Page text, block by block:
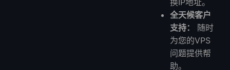
全天候客户
支持：
随时
为您的VPS
问题提供帮
助。